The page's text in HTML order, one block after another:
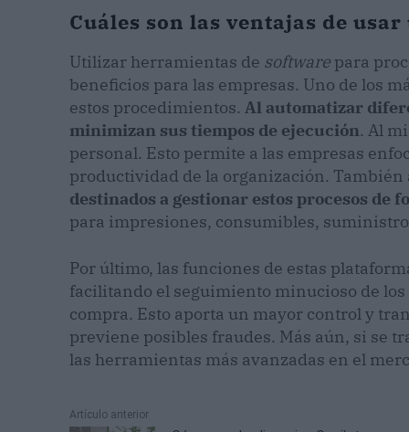
Cuáles son las ventajas de usar
Utilizar herramientas de software para
beneficios para las empresas. Uno de los
estos procedimientos. Al automatizar
minimizan sus tiempos de ejecución. Al
personal. Esto permite a las empresas
productividad de la organización. También
destinados a gestionar estos procesos de
para impresiones, consumibles,
Por último, las funciones de estas
facilitando el seguimiento minucioso de
compra. Esto aporta un mayor control y
previene posibles fraudes. Más aún, si se
las herramientas más avanzadas en el
Artículo anterior